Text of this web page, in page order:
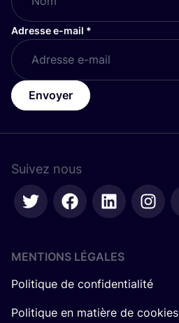
Adresse e-mail *
Envoyer
Suivez nous
MENTIONS LÉGALES
Politique de confidentialité
Politique en matière de cookies